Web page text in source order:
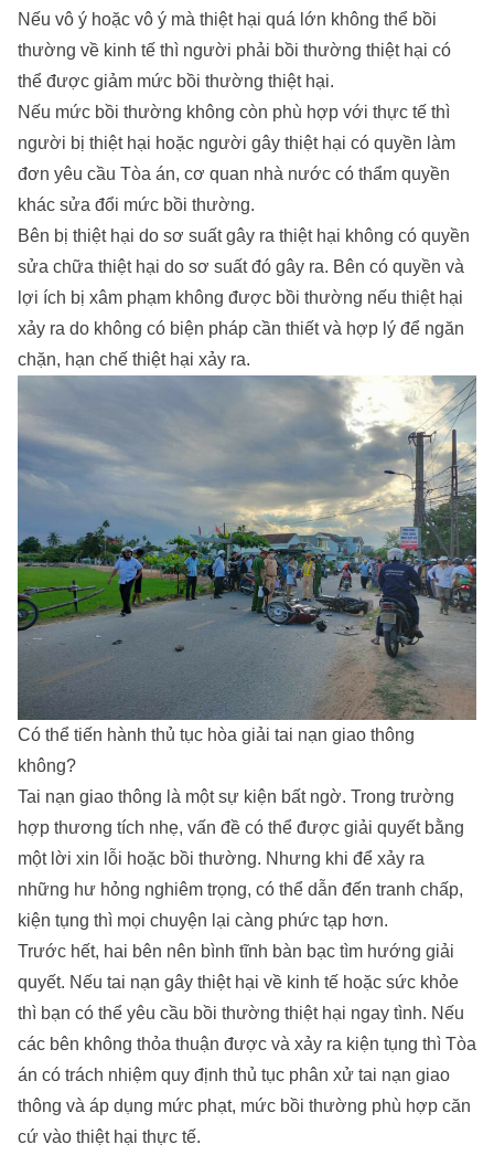
Nếu vô ý hoặc vô ý mà thiệt hại quá lớn không thể bồi
thường về kinh tế thì người phải bồi thường thiệt hại có
thể được giảm mức bồi thường thiệt hại.
Nếu mức bồi thường không còn phù hợp với thực tế thì
người bị thiệt hại hoặc người gây thiệt hại có quyền làm
đơn yêu cầu Tòa án, cơ quan nhà nước có thẩm quyền
khác sửa đổi mức bồi thường.
Bên bị thiệt hại do sơ suất gây ra thiệt hại không có quyền
sửa chữa thiệt hại do sơ suất đó gây ra. Bên có quyền và
lợi ích bị xâm phạm không được bồi thường nếu thiệt hại
xảy ra do không có biện pháp cần thiết và hợp lý để ngăn
chặn, hạn chế thiệt hại xảy ra.
Có thể tiến hành thủ tục hòa giải tai nạn giao thông
không?
Tai nạn giao thông là một sự kiện bất ngờ. Trong trường
hợp thương tích nhẹ, vấn đề có thể được giải quyết bằng
một lời xin lỗi hoặc bồi thường. Nhưng khi để xảy ra
những hư hỏng nghiêm trọng, có thể dẫn đến tranh chấp,
kiện tụng thì mọi chuyện lại càng phức tạp hơn.
Trước hết, hai bên nên bình tĩnh bàn bạc tìm hướng giải
quyết. Nếu tai nạn gây thiệt hại về kinh tế hoặc sức khỏe
thì bạn có thể yêu cầu bồi thường thiệt hại ngay tình. Nếu
các bên không thỏa thuận được và xảy ra kiện tụng thì Tòa
án có trách nhiệm quy định thủ tục phân xử tai nạn giao
thông và áp dụng mức phạt, mức bồi thường phù hợp căn
cứ vào thiệt hại thực tế.